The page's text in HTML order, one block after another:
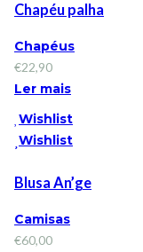
Chapéu palha
Chapéus
€22,90
Ler mais
Wishlist
Wishlist
Blusa An’ge
Camisas
€60,00